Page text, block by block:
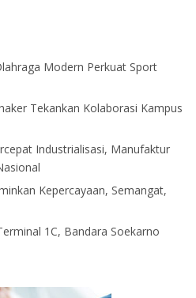
Modern Perkuat Sport
Tekankan Kolaborasi Kampus
Industrialisasi, Manufaktur
Kepercayaan, Semangat,
1C, Bandara Soekarno